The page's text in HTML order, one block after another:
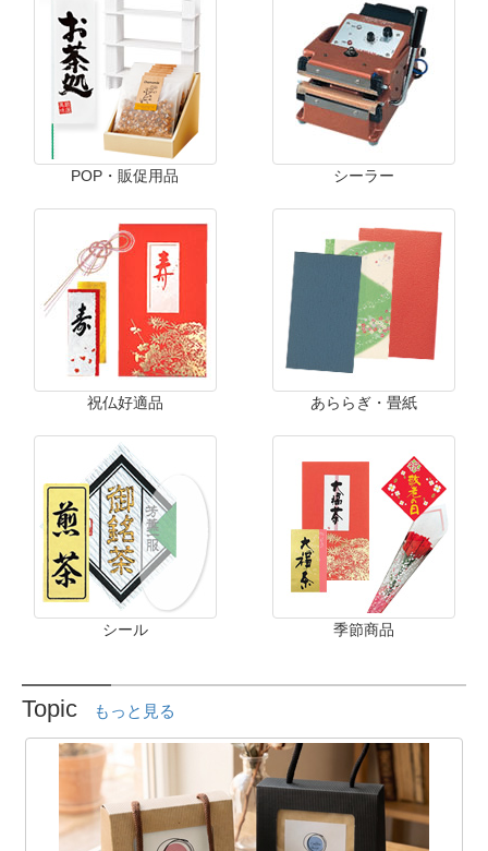
POP・販促用品 シーラー
祝仏好適品 あららぎ・畳紙
シール 季節商品
Topic もっと見る